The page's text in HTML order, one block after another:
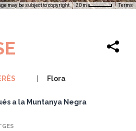
may be subject to copyright 20 m Terms
Flora
a la Muntanya Negra